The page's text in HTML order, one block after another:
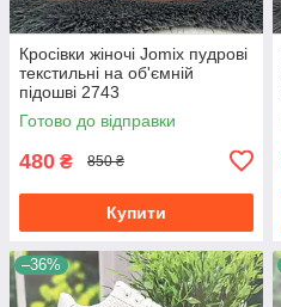
Кросівки жіночі Jomix пудрові
текстильні на об'ємній
підошві 2743
Готово до відправки
480 ₴ 850 ₴
Купити
–36%